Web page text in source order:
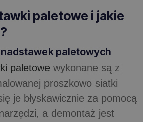
paletowe i jakie
paletowych
paletowe wykonane są z
proszkowo siatki
je błyskawicznie za pomocą
a demontaż jest